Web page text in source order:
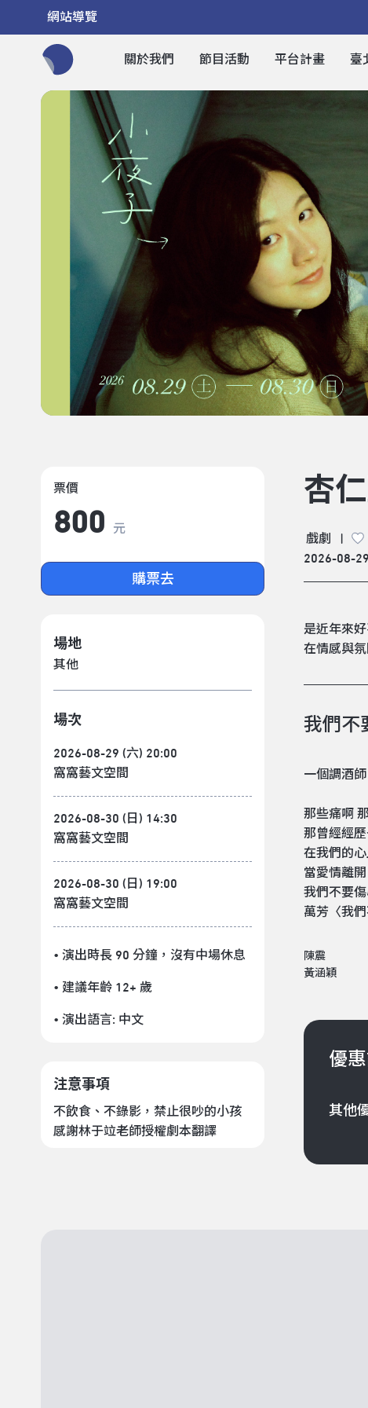
網站導覽
關於我們 節目活動 平台計畫 臺
票價
800 元
購票去
場地
其他
場次
2026-08-29 (六) 20:00
窩窩藝文空間
2026-08-30 (日) 14:30
窩窩藝文空間
2026-08-30 (日) 19:00
窩窩藝文空間
• 演出時長 90 分鐘 ，沒有中場休息
• 建議年齡 12+ 歲
• 演出語言: 中文
注意事項
不飲食、不錄影，禁止很吵的小孩
感謝林于竝老師授權劇本翻譯
杏
戲劇
2026-08-
是近年來
在情感與
我們不
一個調酒
那些痛啊
那曾經經
在我們的
當愛情離
我們不要傷
萬芳〈我們
陳震
黃涵穎
優
其他